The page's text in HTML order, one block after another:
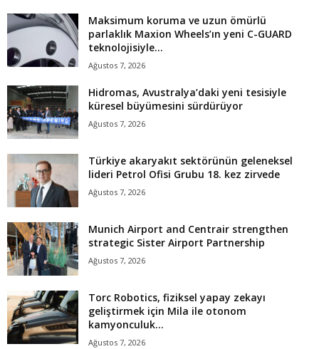
Maksimum koruma ve uzun ömürlü
parlaklık Maxion Wheels’ın yeni C-GUARD
teknolojisiyle...
Ağustos 7, 2026
Hidromas, Avustralya’daki yeni tesisiyle
küresel büyümesini sürdürüyor
Ağustos 7, 2026
Türkiye akaryakıt sektörünün geleneksel
lideri Petrol Ofisi Grubu 18. kez zirvede
Ağustos 7, 2026
Munich Airport and Centrair strengthen
strategic Sister Airport Partnership
Ağustos 7, 2026
Torc Robotics, fiziksel yapay zekayı
geliştirmek için Mila ile otonom
kamyonculuk...
Ağustos 7, 2026